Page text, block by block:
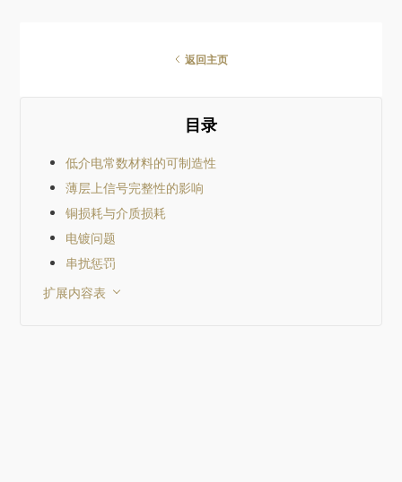
返回主页
目录
低介电常数材料的可制造性
薄层上信号完整性的影响
铜损耗与介质损耗
电镀问题
串扰惩罚
扩展内容表